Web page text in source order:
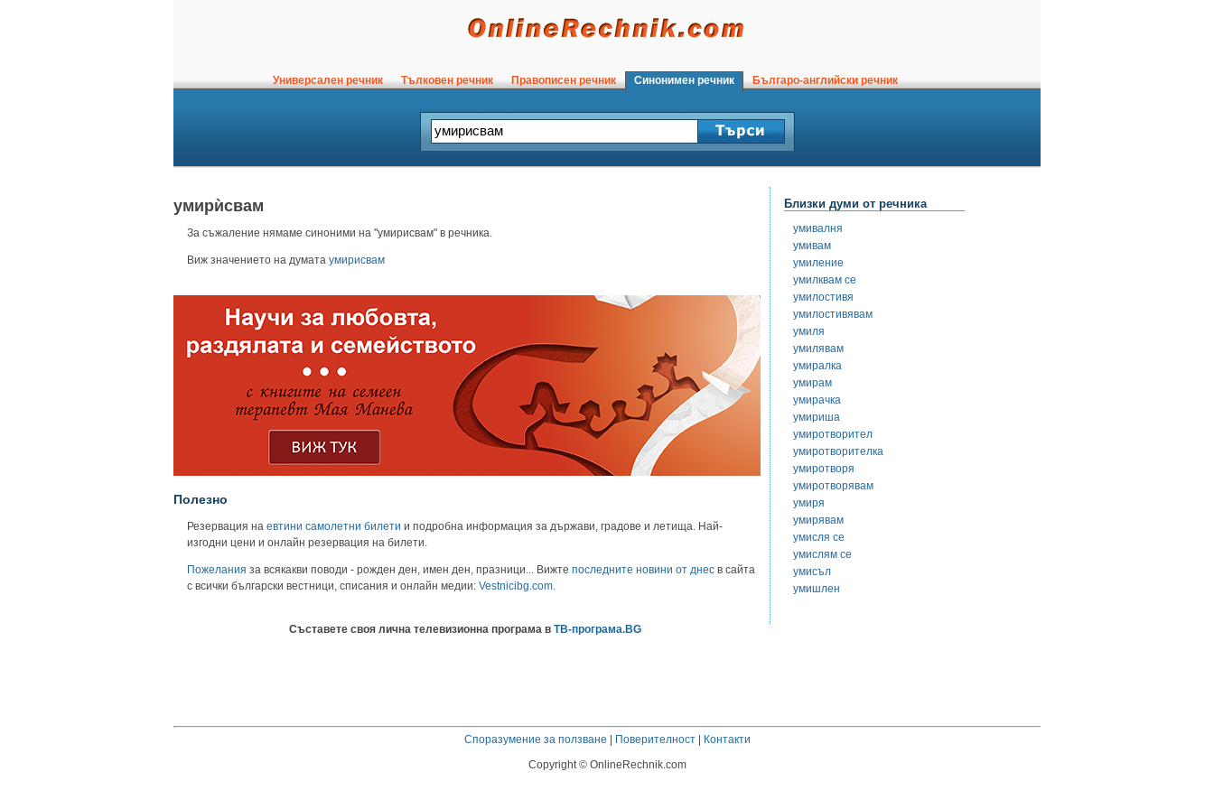
Универсален речник Тълковен речник Правописен речник Синонимен речник Българо-английски речник
умирѝсвам
За съжаление нямаме синоними на "умирисвам" в речника.
Виж значението на думата умирисвам
Полезно
Резервация на евтини самолетни билети и подробна информация за държави, градове и летища. Най-
изгодни цени и онлайн резервация на билети.
Пожелания за всякакви поводи - рожден ден, имен ден, празници... Вижте последните новини от днес в сайта
с всички български вестници, списания и онлайн медии: Vestnicibg.com
Съставете своя лична телевизионна програма в ТВ-програма.BG
Близки думи от речника
умивалня
умивам
умиление
умилквам се
умилостивя
умилостивявам
умиля
умилявам
умиралка
умирам
умирачка
умириша
умиротворител
умиротворителка
умиротворя
умиротворявам
умиря
умирявам
умисля се
умислям се
умисъл
умишлен
Споразумение за ползване | Поверителност| Контакти
Copyright © OnlineRechnik.com